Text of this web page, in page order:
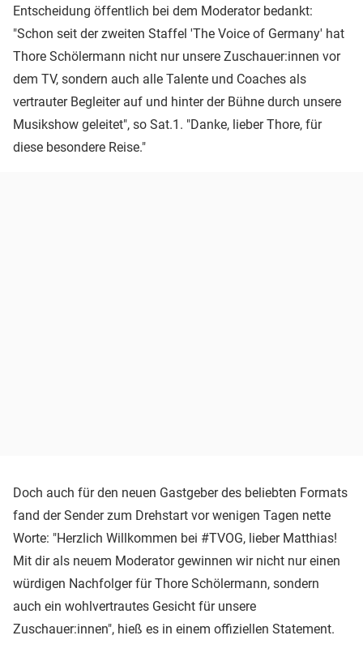
Entscheidung öffentlich bei dem Moderator bedankt:
"Schon seit der zweiten Staffel 'The Voice of Germany' hat
Thore Schölermann nicht nur unsere Zuschauer:innen vor
dem TV, sondern auch alle Talente und Coaches als
vertrauter Begleiter auf und hinter der Bühne durch unsere
Musikshow geleitet", so Sat.1. "Danke, lieber Thore, für
diese besondere Reise."
Doch auch für den neuen Gastgeber des beliebten Formats
fand der Sender zum Drehstart vor wenigen Tagen nette
Worte: "Herzlich Willkommen bei #TVOG, lieber Matthias!
Mit dir als neuem Moderator gewinnen wir nicht nur einen
würdigen Nachfolger für Thore Schölermann, sondern
auch ein wohlvertrautes Gesicht für unsere
Zuschauer:innen", hieß es in einem offiziellen Statement.